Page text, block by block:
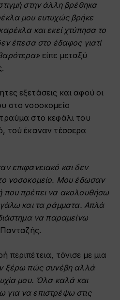
στην άλλη βρέθηκα
μου ευτυχώς βρήκε
και εκεί χτύπησα το
έπεσα στο έδαφος γιατί
είπε μεταξύ
εξετάσεις και αφού οι
στο νοσοκομείο
στο κεφάλι του
τού έκαναν τέσσερα
επιφανειακό και δεν
νοσοκομείο. Μου έδωσαν
που πρέπει να ακολουθήσω
και τα ράμματα. Απλά
να παραμείνω
περιπέτεια, τόνισε με μια
ξέρω πώς συνέβη αλλά
μου. Όλα καλά και
να επιστρέψω στις